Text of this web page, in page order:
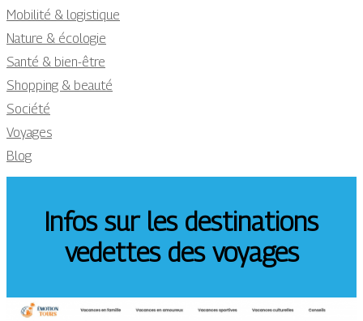
Mobilité & logistique
Nature & écologie
Santé & bien-être
Shopping & beauté
Société
Voyages
Blog
Infos sur les destinations
vedettes des voyages